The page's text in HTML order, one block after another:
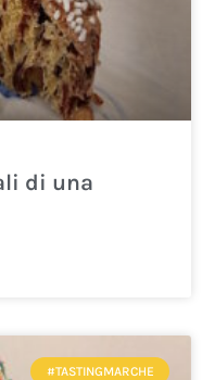
di una
#TASTINGMARCHE